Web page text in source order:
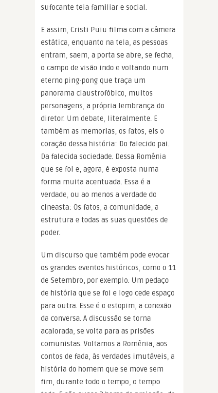
sufocante teia familiar e social.
E assim, Cristi Puiu filma com a câmera
estática, enquanto na tela, as pessoas
entram, saem, a porta se abre, se fecha,
o campo de visão indo e voltando num
eterno ping-pong que traça um
panorama claustrofóbico, muitos
personagens, a própria lembrança do
diretor. Um debate, literalmente. E
também as memorias, os fatos, eis o
coração dessa história: Do falecido pai.
Da falecida sociedade. Dessa Romênia
que se foi e, agora, é exposta numa
forma muita acentuada. Essa é a
verdade, ou ao menos a verdade do
cineasta: Os fatos, a comunidade, a
estrutura e todas as suas questões de
poder.
Um discurso que também pode evocar
os grandes eventos históricos, como o 11
de Setembro, por exemplo. Um pedaço
de história que se foi e logo cede espaço
para outra. Esse é o estopim, a conexão
da conversa. A discussão se torna
acalorada, se volta para as prisões
comunistas. Voltamos a Romênia, aos
contos de fada, às verdades imutáveis, a
história do homem que se move sem
fim, durante todo o tempo, o tempo